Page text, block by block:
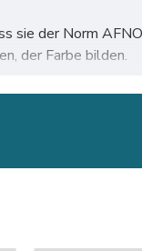
sie der Norm
der Farbe bilden.
München, Köln,